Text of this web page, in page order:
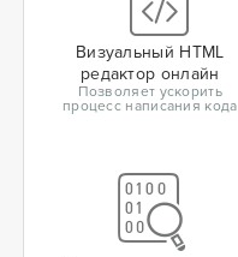
Визуальный HTML
редактор онлайн
Позволяет ускорить
процесс написания кода